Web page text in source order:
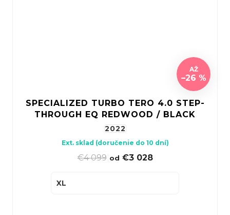
AŽ
–26 %
SPECIALIZED TURBO TERO 4.0 STEP-
THROUGH EQ REDWOOD / BLACK
2022
Ext. sklad (doručenie do 10 dní)
€4 099| od €3 028
XL